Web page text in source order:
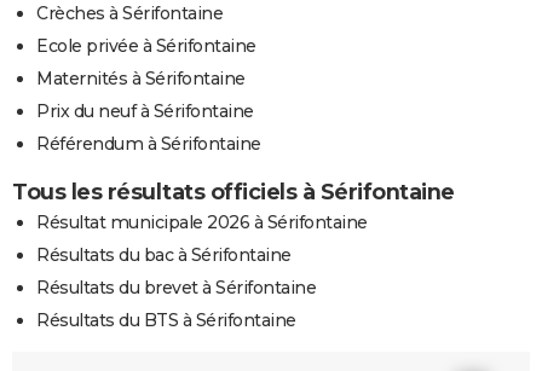
Crèches à Sérifontaine
Ecole privée à Sérifontaine
Maternités à Sérifontaine
Prix du neuf à Sérifontaine
Référendum à Sérifontaine
Tous les résultats officiels à Sérifontaine
Résultat municipale 2026 à Sérifontaine
Résultats du bac à Sérifontaine
Résultats du brevet à Sérifontaine
Résultats du BTS à Sérifontaine